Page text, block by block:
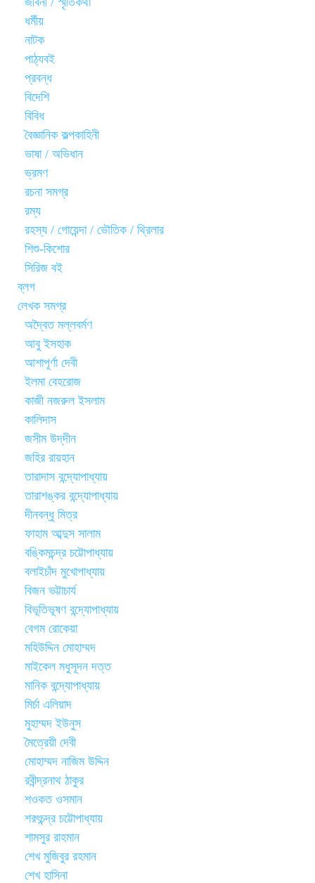
ধর্মীয়
নাটক
পাঠ্যবই
প্রবন্ধ
বিদেশি
বিবিধ
বৈজ্ঞানিক কল্পকাহিনী
ভাষা / অভিধান
ভ্রমণ
রচনা সমগ্র
রম্য
রহস্য / গোয়েন্দা / ভৌতিক / থ্রিলার
শিশু-কিশোর
সিরিজ বই
ব্লগ
লেখক সমগ্র
অদ্বৈত মল্লবর্মণ
আবু ইসহাক
আশাপূর্ণা দেবী
ইলমা বেহরোজ
কাজী নজরুল ইসলাম
কালিদাস
জসীম উদ্‌দীন
জহির রায়হান
তারাদাস বন্দ্যোপাধ্যায়
তারাশঙ্কর বন্দ্যোপাধ্যায়
দীনবন্ধু মিত্র
ফাহাম আব্দুস সালাম
বঙ্কিমচন্দ্র চট্টোপাধ্যায়
বলাইচাঁদ মুখোপাধ্যায়
বিজন ভট্টাচার্য
বিভূতিভূষণ বন্দ্যোপাধ্যায়
বেগম রোকেয়া
মহিউদ্দিন মোহাম্মদ
মাইকেল মধুসূদন দত্ত
মানিক বন্দ্যোপাধ্যায়
মির্চা এলিয়াদ
মুহাম্মদ ইউনুস
মৈত্রেয়ী দেবী
মোহাম্মদ নাজিম উদ্দিন
রবীন্দ্রনাথ ঠাকুর
শওকত ওসমান
শরৎচন্দ্র চট্টোপাধ্যায়
শামসুর রাহমান
শেখ মুজিবুর রহমান
শেখ হাসিনা